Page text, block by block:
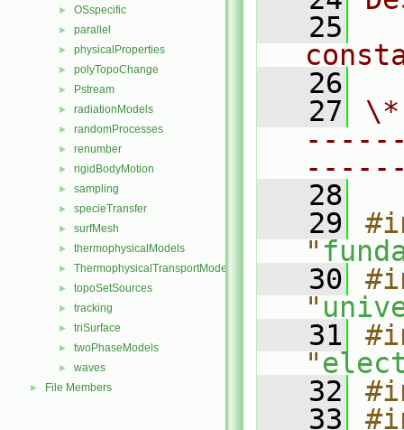
► OSspecific
► parallel
► physicalProperties
► polyTopoChange
► Pstream
► radiationModels
► randomProcesses
► renumber
► rigidBodyMotion
► sampling
► specieTransfer
► surfMesh
► thermophysicalModels
► ThermophysicalTransportModels
► topoSetSources
► tracking
► triSurface
► twoPhaseModels
► waves
► File Members
   25
   26
   27
   28
   29
"
   30
"
   31
"
   32
   33